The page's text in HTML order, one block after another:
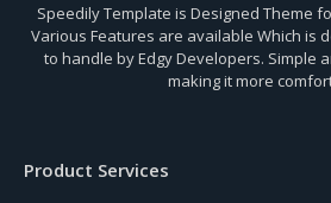
Speedily Template is Designed Theme
Various Features are available Which is
to handle by Edgy Developers. Simple
making it more
Product Services